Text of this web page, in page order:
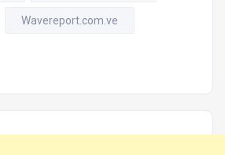
Wavereport.com.ve